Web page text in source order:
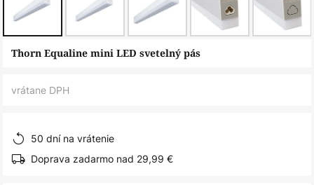
Preskočiť
Thorn Equaline mini LED svetelný pás
vrátane DPH
50 dní na vrátenie
Doprava zadarmo nad 29,99 €